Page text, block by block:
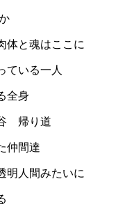
体と魂はここに
ている一人
全身
帰り道
仲間達
人間みたいに